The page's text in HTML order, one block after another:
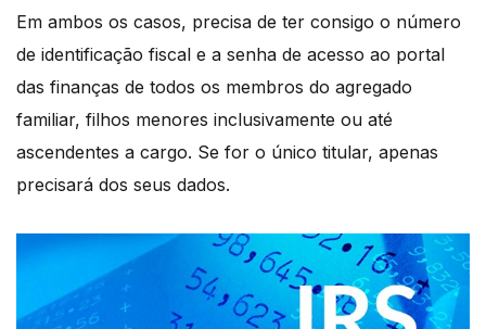
Em ambos os casos, precisa de ter consigo o número
de identificação fiscal e a senha de acesso ao portal
das finanças de todos os membros do agregado
familiar, filhos menores inclusivamente ou até
ascendentes a cargo. Se for o único titular, apenas
precisará dos seus dados.